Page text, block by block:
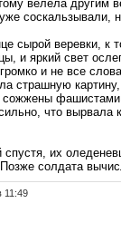
велела другим
соскальзывали,
сырой веревки,
и яркий свет
и не все
страшную
фашистами.
что
их
солдата
11:49